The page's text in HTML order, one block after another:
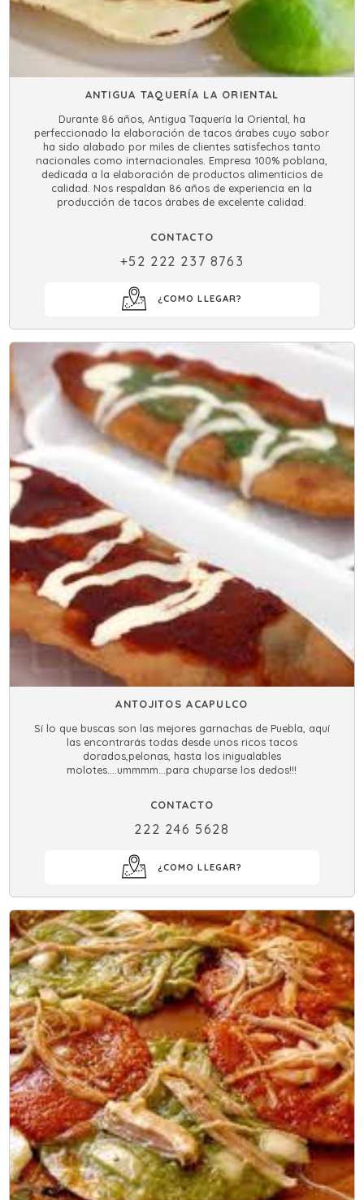
ANTIGUA TAQUERÍA LA ORIENTAL
Durante 86 años, Antigua Taquería la Oriental, ha
perfeccionado la elaboración de tacos árabes cuyo sabor
ha sido alabado por miles de clientes satisfechos tanto
nacionales como internacionales. Empresa 100% poblana,
dedicada a la elaboración de productos alimenticios de
calidad. Nos respaldan 86 años de experiencia en la
producción de tacos árabes de excelente calidad.
CONTACTO
+52 222 237 8763
¿COMO LLEGAR?
ANTOJITOS ACAPULCO
Sí lo que buscas son las mejores garnachas de Puebla, aquí
las encontrarás todas desde unos ricos tacos
dorados,pelonas, hasta los inigualables
molotes....ummmm...para chuparse los dedos!!!
CONTACTO
222 246 5628
¿COMO LLEGAR?